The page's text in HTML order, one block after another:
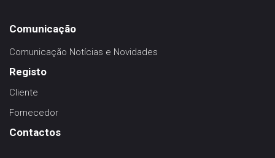
Comunicação
Comunicação Notícias e Novidades
Registo
Cliente
Fornecedor
Contactos